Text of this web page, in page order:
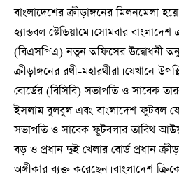
বাংলাদেশের ক্রীড়াঙ্গনের মিলনমেলা
হ্যান্ডবল স্টেডিয়ামে। সোমবার
(বিএসপিএ) নতুন অফিসের উদ্বোধনী
ক্রীড়াঙ্গনের রথী-মহারথীরা। যেখানে
বোর্ডের (বিসিবি) সভাপতি ও সাবেক
ইসলাম বুলবুল এবং বাংলাদেশ ফুটবল
সভাপতি ও সাবেক ফুটবলার তাবিথ
বড় ও প্রধান দুই খেলার বোর্ড প্রধান
অঙ্গীকার ব্যক্ত করেছেন। বাংলাদেশ